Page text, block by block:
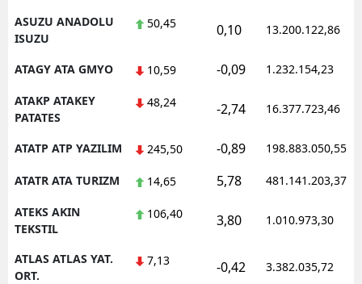
ASUZU ANADOLU
ISUZU
50,45 0,10 13.200.122,86
ATAGY ATA GMYO 10,59 -0,09 1.232.154,23
ATAKP ATAKEY
PATATES
48,24 -2,74 16.377.723,46
ATATP ATP YAZILIM 245,50 -0,89 198.883.050,55
ATATR ATA TURIZM 14,65 5,78 481.141.203,37
ATEKS AKIN
TEKSTIL
106,40 3,80 1.010.973,30
ATLAS ATLAS YAT.
ORT.
7,13 -0,42 3.382.035,72